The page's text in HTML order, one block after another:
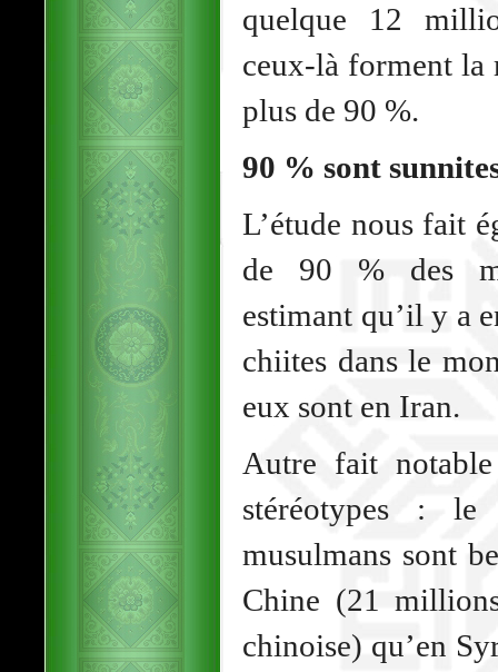
quelque 12
ceux-là forment la
plus de 90 %.
90 % sont
L’étude nous fait
de 90 % des
estimant qu’il y a
chiites dans le
eux sont en Iran.
Autre fait
stéréotypes :
musulmans sont
Chine (21
chinoise) qu’en